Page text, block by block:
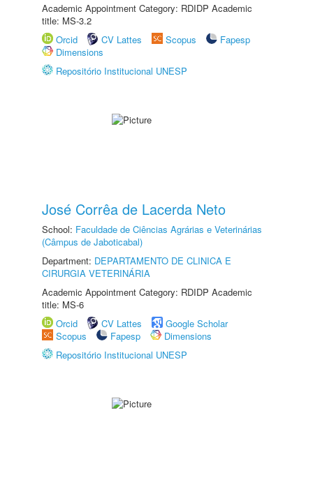
Academic Appointment Category: RDIDP Academic
title: MS-3.2
Orcid
CV Lattes Scopus
Fapesp
Dimensions
Repositório Institucional UNESP
José Corrêa de Lacerda Neto
School: Faculdade de Ciências Agrárias e Veterinárias
(Câmpus de Jaboticabal)
Department: DEPARTAMENTO DE CLINICA E
CIRURGIA VETERINÁRIA
Academic Appointment Category: RDIDP Academic
title: MS-6
Orcid
CV Lattes
Google Scholar
Scopus
Fapesp
Dimensions
Repositório Institucional UNESP